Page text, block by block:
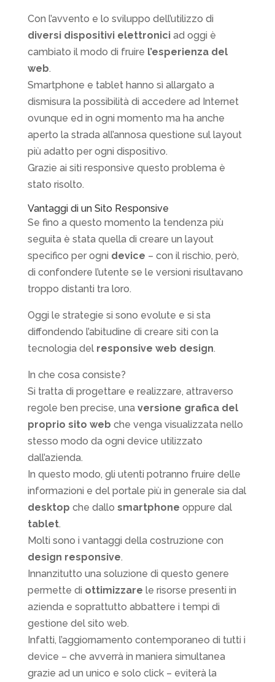
Con l’avvento e lo sviluppo dell’utilizzo di
diversi dispositivi elettroniciad oggi è
cambiato il modo di fruire l’esperienza del
web.
Smartphone e tablet hanno sì allargato a
dismisura la possibilità di accedere ad Internet
ovunque ed in ogni momento ma ha anche
aperto la strada all’annosa questione sul layout
più adatto per ogni dispositivo.
Grazie ai siti responsive questo problema è
stato risolto.
Vantaggi di un Sito Responsive
Se fino a questo momento la tendenza più
seguita è stata quella di creare un layout
specifico per ogni device – con il rischio, però,
di confondere l’utente se le versioni risultavano
troppo distanti tra loro.
Oggi le strategie si sono evolute e si sta
diffondendo l’abitudine di creare siti con la
tecnologia del responsive web design.
In che cosa consiste?
Si tratta di progettare e realizzare, attraverso
regole ben precise, una versione grafica del
proprio sito web che venga visualizzata nello
stesso modo da ogni device utilizzato
dall’azienda.
In questo modo, gli utenti potranno fruire delle
informazioni e del portale più in generale sia dal
desktop che dallo smartphone oppure dal
tablet.
Molti sono i vantaggi della costruzione con
design responsive.
Innanzitutto una soluzione di questo genere
permette di ottimizzare le risorse presenti in
azienda e soprattutto abbattere i tempi di
gestione del sito web.
Infatti, l’aggiornamento contemporaneo di tutti i
device – che avverrà in maniera simultanea
grazie ad un unico e solo click – eviterà la